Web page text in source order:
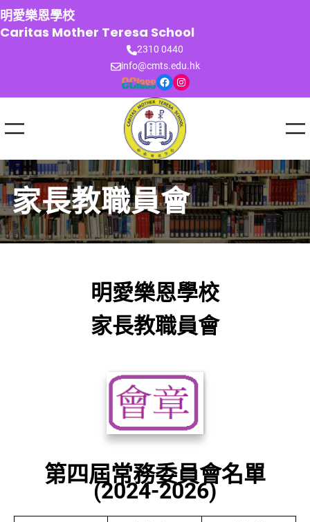
跳
至
主
明愛樂恩學校
Caritas Mother Teresa School
2310 0440
info@cmts.edu.hk
Facebook Instagram
家長教職員會
明愛樂恩學校
家長教職員會
第四屆常務委員會名單
(2024-2026)